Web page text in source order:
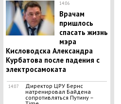
14:06
Врачам
пришлось
спасать жизнь
мэра
Кисловодска Александра
Курбатова после падения с
электросамоката
14:07
Директор ЦРУ Бернс
натренировал Байдена
сопротивляться Путину –